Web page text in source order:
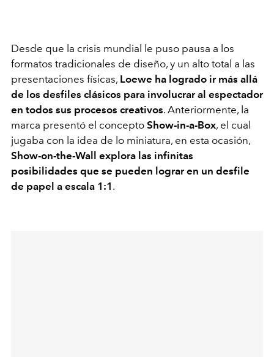
Desde que la crisis mundial le puso pausa a los
formatos tradicionales de diseño, y un alto total a las
presentaciones físicas, Loewe ha logrado ir más allá
de los desfiles clásicos para involucrar al espectador
en todos sus procesos creativos. Anteriormente, la
marca presentó el concepto Show-in-a-Box, el cual
jugaba con la idea de lo miniatura, en esta ocasión,
Show-on-the-Wall explora las infinitas
posibilidades que se pueden lograr en un desfile
de papel a escala 1:1 .